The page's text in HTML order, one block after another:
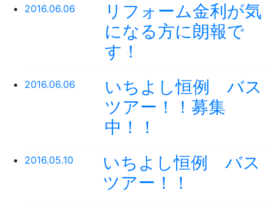
2016.06.06
リフォーム金利が気
になる方に朗報で
す！
2016.06.06
いちよし恒例 バス
ツアー！！募集
中！！
2016.05.10
いちよし恒例 バス
ツアー！！